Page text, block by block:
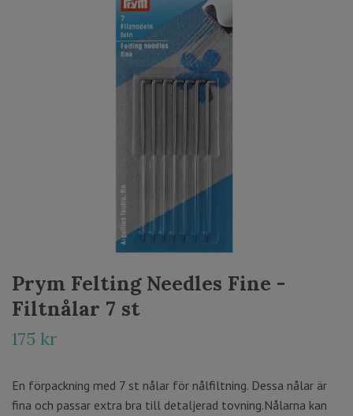
Prym Felting Needles Fine -
Filtnålar 7 st
175 kr
En förpackning med 7 st nålar för nålfiltning. Dessa nålar är
fina och passar extra bra till detaljerad tovning.Nålarna kan